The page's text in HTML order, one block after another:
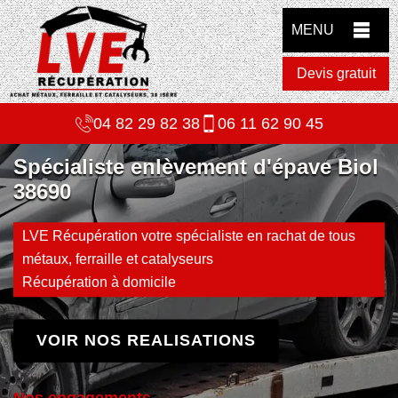
MENU
Devis gratuit
04 82 29 82 38 06 11 62 90 45
Spécialiste enlèvement d'épave Biol
38690
LVE Récupération votre spécialiste en rachat de tous
métaux, ferraille et catalyseurs
Récupération à domicile
VOIR NOS REALISATIONS